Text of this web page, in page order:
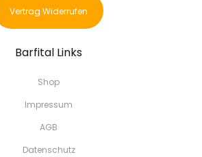
Vertrag Widerrufen
Barfital Links
Shop
Impressum
AGB
Datenschutz